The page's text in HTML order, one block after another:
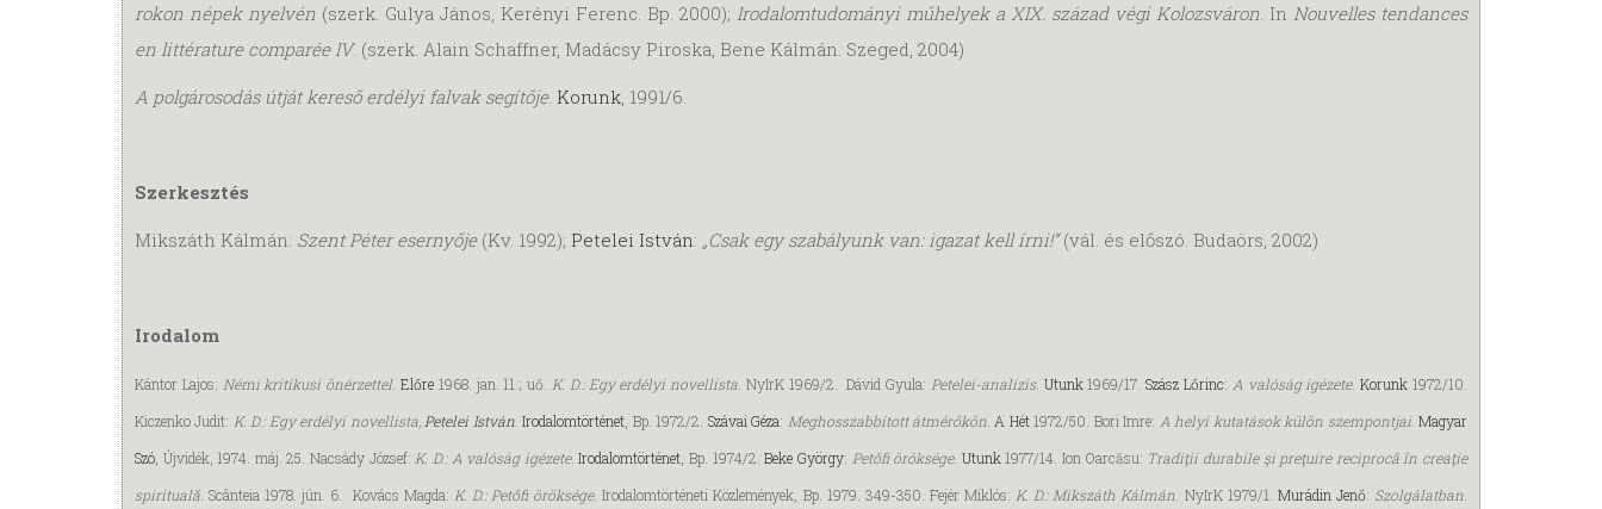
rokon népek nyelvén (szerk. Gulya János, Kerényi Ferenc. Bp. 2000); Irodalomtudományi műhelyek a XIX. század végi Kolozsváron. In Nouvelles tendances
en littérature comparée IV. (szerk. Alain Schaffner, Madácsy Piroska, Bene Kálmán. Szeged, 2004)
A polgárosodás útját kereső erdélyi falvak segítője. Korunk, 1991/6.
Szerkesztés
Mikszáth Kálmán: Szent Péter esernyője(Kv. 1992); Petelei István: „Csak egy szabályunk van: igazat kell írni!”(vál. és előszó. Budaörs, 2002)
Irodalom
Kántor Lajos: Némi kritikusi önérzettel. Előre1968. jan. 11.; uő. K. D.: Egy erdélyi novellista. NyIrK 1969/2. Dávid Gyula: Petelei-analízis. Utunk1969/17.Szász Lőrinc: A valóság igézete.Korunk 1972/10.
Kiczenko Judit: K. D.: Egy erdélyi novellista,Petelei István.Irodalomtörténet, Bp. 1972/2. Szávai Géza: Meghosszabbított átmérőkön.A Hét1972/50. Bori Imre: A helyi kutatások külön szempontjai.Magyar
Szó, Újvidék, 1974. máj. 25. Nacsády József:K. D.: A valóság igézete.Irodalomtörténet, Bp. 1974/2.Beke György: Petőfi öröksége. Utunk1977/14. Ion Oarcăsu: Tradiţii durabile şi preţuire reciprocă în creaţie
spirituală. Scânteia 1978. jún. 6. Kovács Magda: K. D.: Petőfi öröksége. Irodalomtörténeti Közlemények, Bp. 1979. 349-350. Fejér Miklós:K. D.: Mikszáth Kálmán. NyIrK 1979/1. Murádin Jenő: Szolgálatban.